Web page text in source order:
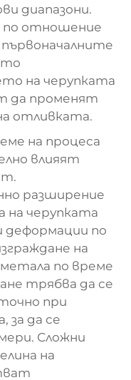
диапазони.
по отношение
на черупката
да променят
отливката.
на процеса
влияят
разширение
на черупката
деформации по
на
по време
трябва да се
при
за да се
Сложни
на